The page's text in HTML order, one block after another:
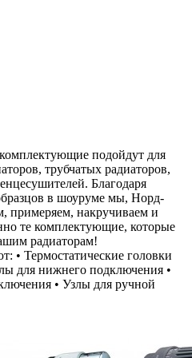
подойдут для
трубчатых радиаторов,
Благодаря
в шоуруме мы, Норд-
примеряем, накручиваем и
те комплектующие, которые
радиаторам!
• Термостатические головки
для нижнего подключения •
• Узлы для ручной